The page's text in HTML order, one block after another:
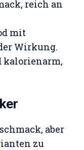
reich an
mit
Wirkung.
kalorienarm,
aber
zu